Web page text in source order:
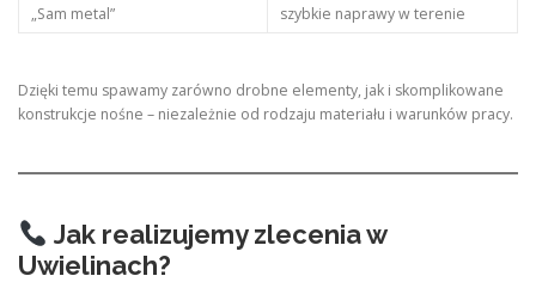
„Sam metal”
szybkie naprawy w terenie
Dzięki temu spawamy zarówno drobne elementy, jak i skomplikowane
konstrukcje nośne – niezależnie od rodzaju materiału i warunków pracy.
Jak realizujemy zlecenia w
Uwielinach?